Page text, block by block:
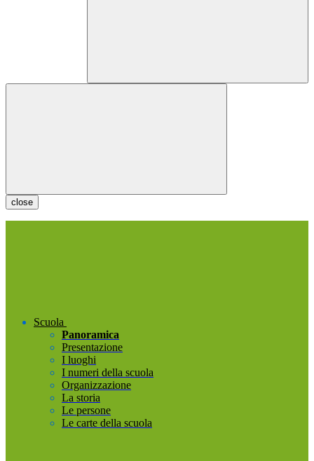
close
Scuola
Panoramica
Presentazione
I luoghi
I numeri della scuola
Organizzazione
La storia
Le persone
Le carte della scuola